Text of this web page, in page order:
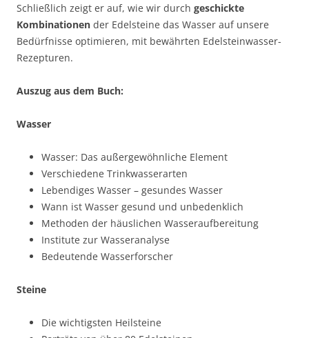
Schließlich zeigt er auf, wie wir durch geschickte
Kombinationen der Edelsteine das Wasser auf unsere
Bedürfnisse optimieren, mit bewährten Edelsteinwasser-
Rezepturen.
Auszug aus dem Buch:
Wasser
Wasser: Das außergewöhnliche Element
Verschiedene Trinkwasserarten
Lebendiges Wasser – gesundes Wasser
Wann ist Wasser gesund und unbedenklich
Methoden der häuslichen Wasseraufbereitung
Institute zur Wasseranalyse
Bedeutende Wasserforscher
Steine
Die wichtigsten Heilsteine